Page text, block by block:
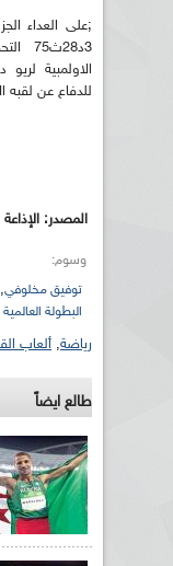
;على العداء
للدفاع عن لقبه
المصدر: الإذاعة
وسوم:
توفيق مخلوفي,
البطولة العالمية
رياضة, ألعاب
طالع ايضاً